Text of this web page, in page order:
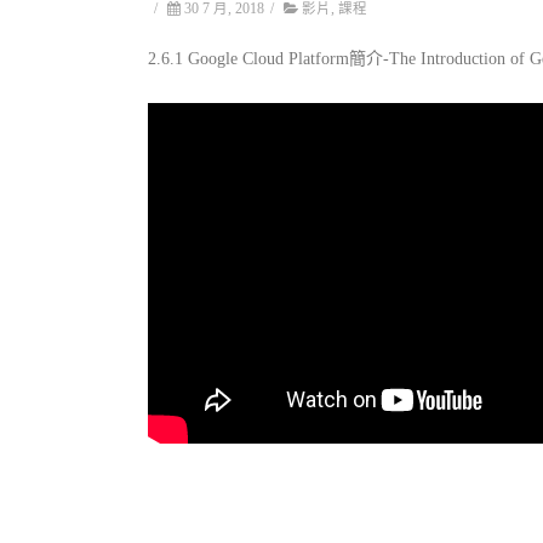
/ 30 7 月, 2018 / 影片 課程
2.6.1 Google Cloud Platform簡介-The Introduction of